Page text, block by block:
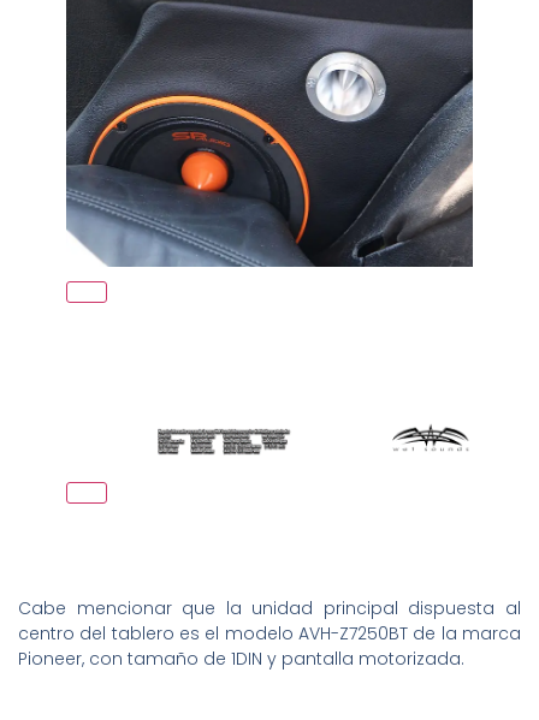
Cabe mencionar que la unidad principal dispuesta al
centro del tablero es el modelo AVH-Z7250BT de la marca
Pioneer, con tamaño de 1DIN y pantalla motorizada.